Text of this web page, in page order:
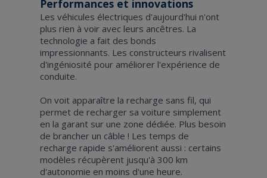
Performances et innovations
Les véhicules électriques d'aujourd'hui n'ont
plus rien à voir avec leurs ancêtres. La
technologie a fait des bonds
impressionnants. Les constructeurs rivalisent
d'ingéniosité pour améliorer l'expérience de
conduite.
On voit apparaître la recharge sans fil, qui
permet de recharger sa voiture simplement
en la garant sur une zone dédiée. Plus besoin
de brancher un câble ! Les temps de
recharge rapide s'améliorent aussi : certains
modèles récupèrent jusqu'à 300 km
d'autonomie en moins d'une heure.